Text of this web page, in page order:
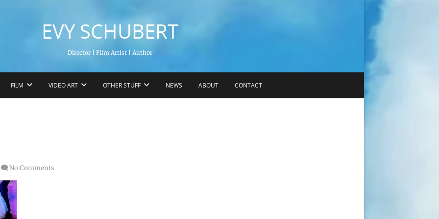
EVY SCHUBERT
Director | Film Artist | Author
FILM VIDEO ART OTHER STUFF NEWS ABOUT CONTACT
No Comments